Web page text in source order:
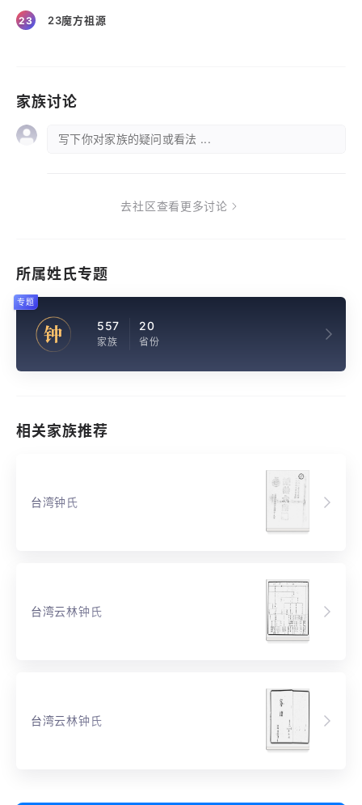
23 23魔方祖源
家族讨论
写下你对家族的疑问或看法 ...
去社区查看更多讨论
所属姓氏专题
钟 557
家族
20
省份
专题
相关家族推荐
台湾钟氏
台湾云林钟氏
台湾云林钟氏